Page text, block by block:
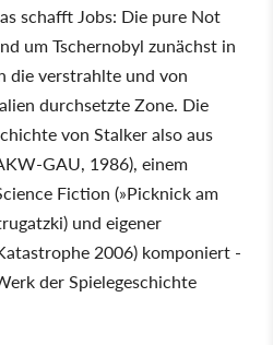
schafft Jobs: Die pure Not
um Tschernobyl zunächst in
die verstrahlte und von
durchsetzte Zone. Die
von Stalker also aus
GAU, 1986), einem
Fiction (»Picknick am
und eigener
2006) komponiert -
der Spielegeschichte